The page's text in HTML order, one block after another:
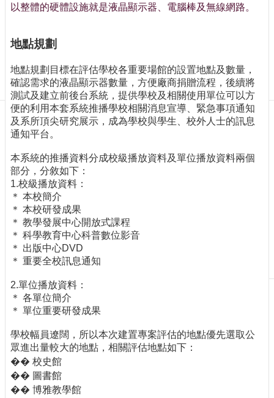
網
覽
最
新
消
息
關
我
們
出
版
刊
物
校
服
務
題
報
導
技
術
以整體的硬體設施就是液晶顯示器、電腦棒及無線網路。
地點規劃
地點規劃目標在評估學校各重要場館的設置地點及數量，
確認需求的液晶顯示器數量，方便廠商捐贈流程，後續將
測試及建立前後台系統，提供學校及相關使用單位可以方
便的利用本套系統推播學校相關消息宣導、緊急事項通知
及系所頂尖研究展示，成為學校與學生、校外人士的訊息
通知平台。
本系統的推播資料分成校級播放資料及單位播放資料兩個
部分，分敘如下：
1.校級播放資料：
＊ 本校簡介
＊ 本校研發成果
＊ 教學發展中心開放式課程
＊ 科學教育中心科普數位影音
＊ 出版中心DVD
＊ 重要全校訊息通知
2.單位播放資料：
＊ 各單位簡介
＊ 單位重要研發成果
學校幅員遼闊，所以本次建置專案評估的地點優先選取公
眾進出量較大的地點，相關評估地點如下：
�� 校史館
�� 圖書館
�� 博雅教學館